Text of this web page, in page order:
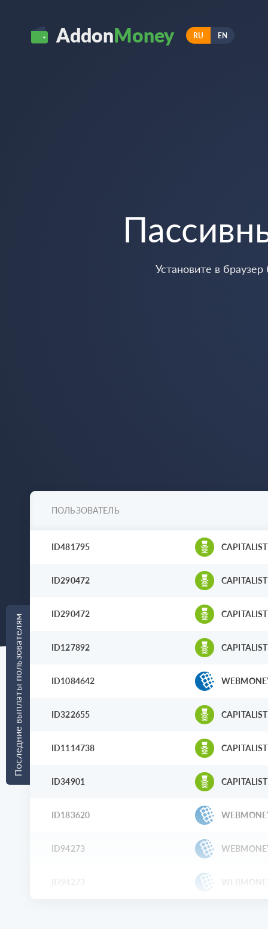
AddonMoney RU EN
Установите в
Последние выплаты пользователям
ПОЛЬЗОВАТЕЛЬ
ID481795 CAPITALIST
ID290472 CAPITALIST
ID290472 CAPITALIST
ID127892 CAPITALIST
ID1084642
ID322655 CAPITALIST
ID1114738 CAPITALIST
ID34901 CAPITALIST
ID183620
ID94273